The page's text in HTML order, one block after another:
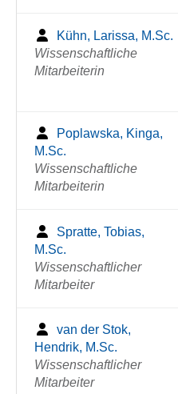
Kühn, Larissa, M.Sc.
Wissenschaftliche
Mitarbeiterin
Poplawska, Kinga,
M.Sc.
Wissenschaftliche
Mitarbeiterin
Spratte, Tobias,
M.Sc.
Wissenschaftlicher
Mitarbeiter
van der Stok,
Hendrik, M.Sc.
Wissenschaftlicher
Mitarbeiter